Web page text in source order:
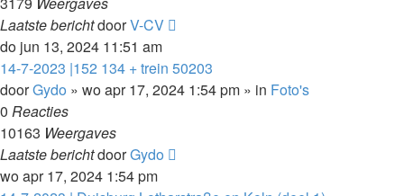
Laatste berichtdoorV-CV
do jun 13, 2024 11:51 am
14-7-2023 |152 134 + trein 50203
doorGydo » wo apr 17, 2024 1:54 pm » in Foto's
0 Reacties
10163 Weergaves
Laatste berichtdoorGydo
wo apr 17, 2024 1:54 pm